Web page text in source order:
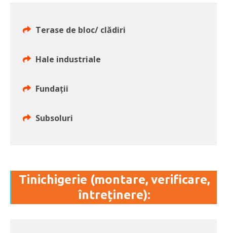
Terase de bloc/ clădiri
Hale industriale
Fundații
Subsoluri
Tinichigerie (montare, verificare,
întreținere):